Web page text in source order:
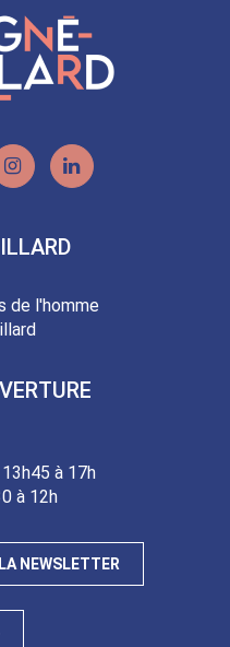
Lien
le
compte
Lien
de l'homme
à 17h
à 12h
NEWSLETTER